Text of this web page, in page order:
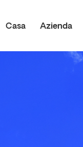
Casa Azienda